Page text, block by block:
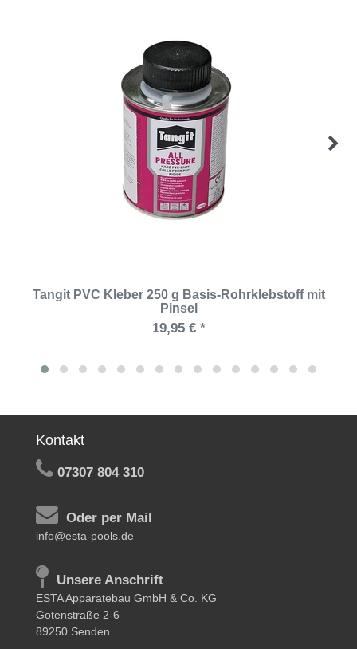
Tangit PVC Kleber 250 g Basis-Rohrklebstoff mit
Pinsel
19,95 € *
Kontakt
07307 804 310
Oder per Mail
info@esta-pools.de
Unsere Anschrift
ESTA Apparatebau GmbH & Co. KG
Gotenstraße 2-6
89250 Senden